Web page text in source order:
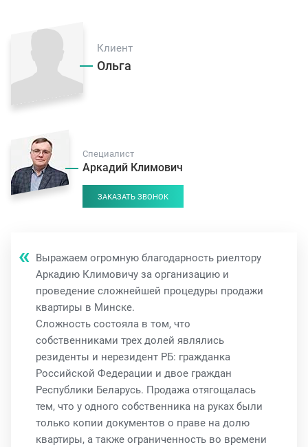
Клиент
Ольга
Специалист
Аркадий Климович
ЗАКАЗАТЬ ЗВОНОК
Выражаем огромную благодарность риелтору
Аркадию Климовичу за организацию и
проведение сложнейшей процедуры продажи
квартиры в Минске.
Сложность состояла в том, что
собственниками трех долей являлись
резиденты и нерезидент РБ: гражданка
Российской Федерации и двое граждан
Республики Беларусь. Продажа отягощалась
тем, что у одного собственника на руках были
только копии документов о праве на долю
квартиры, а также ограниченность во времени